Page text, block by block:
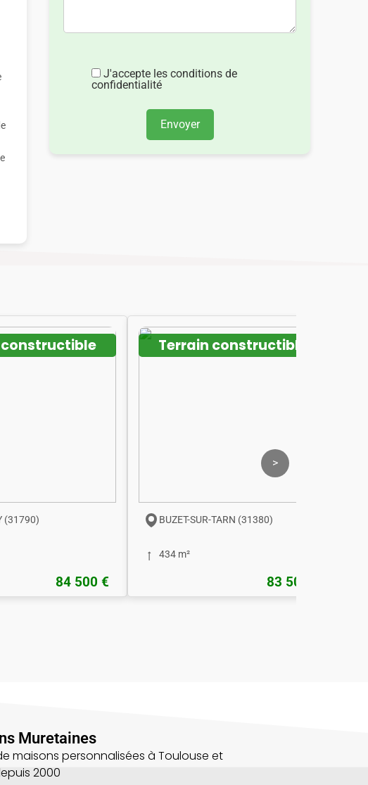
J'accepte les conditions de
confidentialité
Envoyer
(31790)
84 500 €
Terrain constructible
BUZET-SUR-TARN (31380)
434 m²
83 500 €
>
Muretaines
maisons personnalisées à Toulouse et
2000